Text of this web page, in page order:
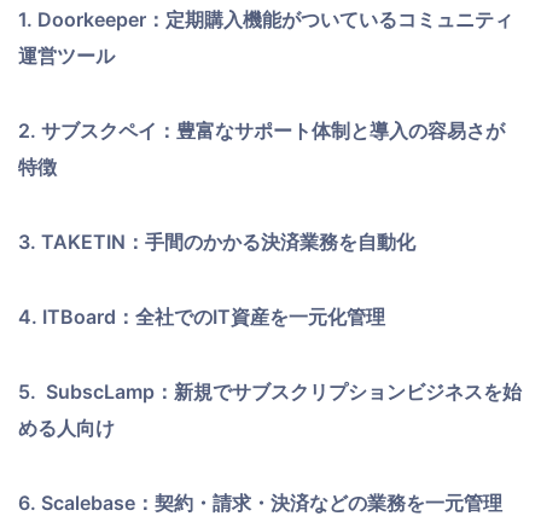
1. Doorkeeper：定期購入機能がついているコミュニティ
運営ツール
2. サブスクペイ：豊富なサポート体制と導入の容易さが
特徴
3. TAKETIN：手間のかかる決済業務を自動化
4. ITBoard：全社でのIT資産を一元化管理
5. SubscLamp：新規でサブスクリプションビジネスを始
める人向け
6. Scalebase：契約・請求・決済などの業務を一元管理